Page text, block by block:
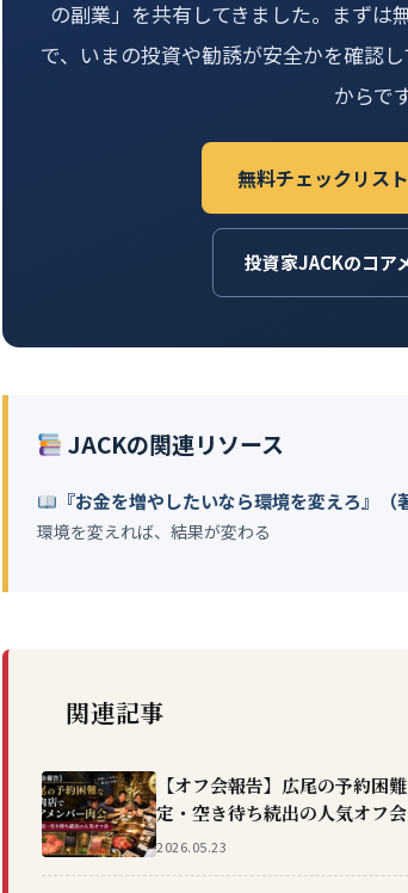
の副業」を共有してきました。まずは
で、いまの投資や勧誘が安全かを確認
からです
無料チェックリス
投資家JACKのコア
JACKの関連リソース
『お金を増やしたいなら環境を変えろ』（
環境を変えれば、結果が変わる
関連記事
【オフ会報告】広尾の予約困
定・空き待ち続出の人気オフ会
2026.05.23